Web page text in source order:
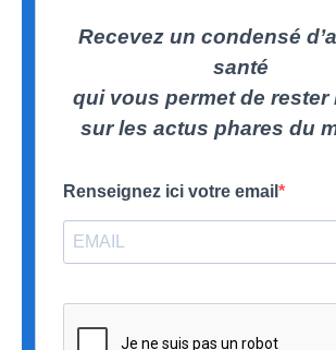
Recevez un condensé
santé
qui vous permet de rester
sur les actus phares du
Renseignez ici votre email